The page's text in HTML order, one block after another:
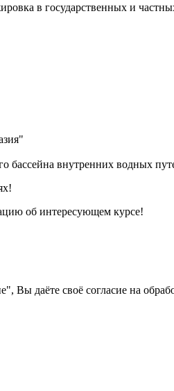
в государственных и
об интересующем курсе!
Вы даёте своё согласие на